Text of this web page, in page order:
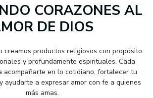
CORAZONES AL
DE DIOS
creamos productos religiosos con propósito:
y profundamente espirituales. Cada
acompañarte en lo cotidiano, fortalecer tu
ayudarte a expresar amor con fe a quienes
más amas.